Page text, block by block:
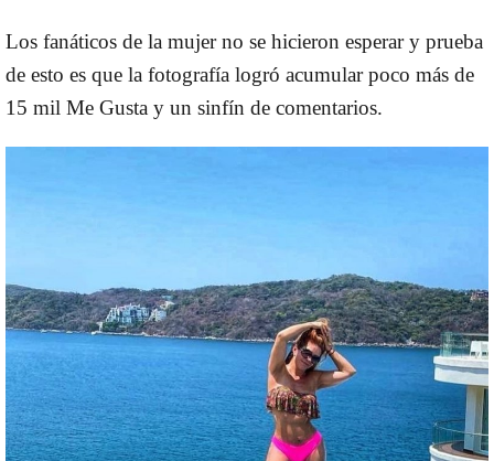
Los fanáticos de la mujer no se hicieron esperar y prueba
de esto es que la fotografía logró acumular poco más de
15 mil Me Gusta y un sinfín de comentarios.